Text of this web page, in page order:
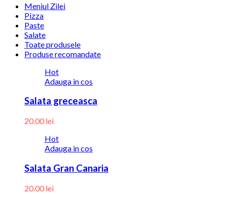
Meniul Zilei
Pizza
Paste
Salate
Toate produsele
Produse recomandate
Hot
Adauga in cos
Salata greceasca
20.00 lei
Hot
Adauga in cos
Salata Gran Canaria
20.00 lei